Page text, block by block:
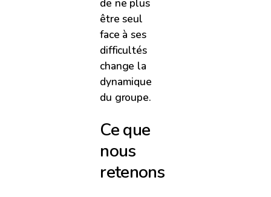
de ne plus
être seul
face à ses
difficultés
change la
dynamique
du groupe.
Ce que
nous
retenons